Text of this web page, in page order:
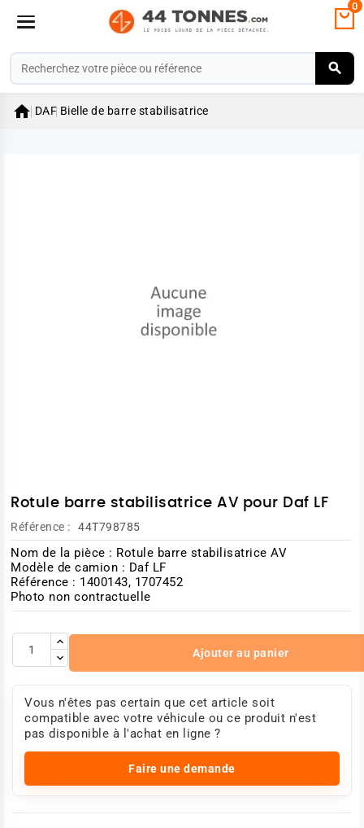
0
 DAF Bielle de barre stabilisatrice
Rotule barre stabilisatrice AV pour Daf LF
Référence : 44T798785
Nom de la pièce : Rotule barre stabilisatrice AV
Modèle de camion : Daf LF
Référence : 1400143, 1707452
Photo non contractuelle
Ajouter au panier
Vous n'êtes pas certain que cet article soit
compatible avec votre véhicule ou ce produit n'est
pas disponible à l'achat en ligne ?
Faire une demande